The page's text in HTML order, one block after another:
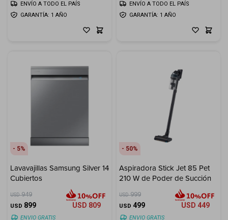
GARANTÍA: 1 AÑO
ENVÍO A TODO EL PAÍS
GARANTÍA: 1 AÑO
ENVÍO A TODO EL PAÍS
5
Lavavajillas Samsung Silver 14
Cubiertos
USD 949
USD 899 USD 809
ENVIO GRATIS
50
Aspiradora Stick Jet 85 Pet
210 W de Poder de Succión
USD 999
USD 499 USD 449
ENVIO GRATIS